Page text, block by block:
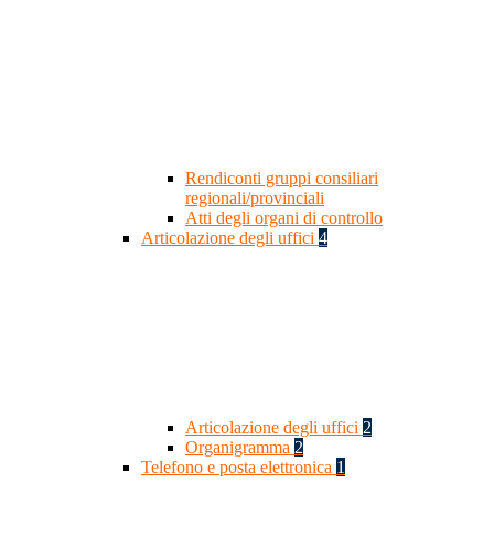
Rendiconti gruppi consiliari
regionali/provinciali
Atti degli organi di controllo
Articolazione degli uffici 4
Articolazione degli uffici 2
Organigramma 2
Telefono e posta elettronica 1